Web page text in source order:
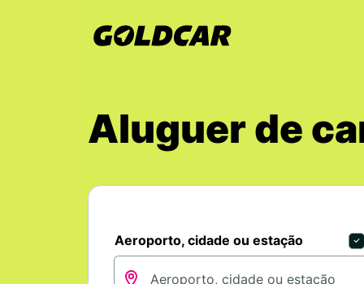
Aluguer de
Aeroporto, cidade ou estação